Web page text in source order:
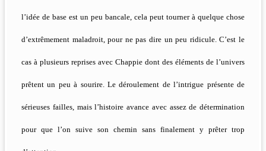
l’idée de base est un peu bancale, cela peut tourner à quelque chose
d’extrêmement maladroit, pour ne pas dire un peu ridicule. C’est le
cas à plusieurs reprises avec Chappie dont des éléments de l’univers
prêtent un peu à sourire. Le déroulement de l’intrigue présente de
sérieuses failles, mais l’histoire avance avec assez de détermination
pour que l’on suive son chemin sans finalement y prêter trop